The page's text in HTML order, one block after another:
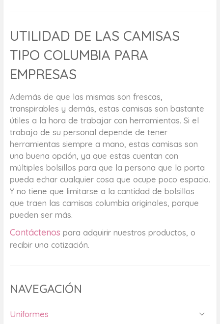
UTILIDAD DE LAS CAMISAS
TIPO COLUMBIA PARA
EMPRESAS
Además de que las mismas son frescas,
transpirables y demás, estas camisas son bastante
útiles a la hora de trabajar con herramientas. Si el
trabajo de su personal depende de tener
herramientas siempre a mano, estas camisas son
una buena opción, ya que estas cuentan con
múltiples bolsillos para que la persona que la porta
pueda echar cualquier cosa que ocupe poco espacio.
Y no tiene que limitarse a la cantidad de bolsillos
que traen las camisas columbia originales, porque
pueden ser más.
Contáctenos para adquirir nuestros productos, o
recibir una cotización.
NAVEGACIÓN
Uniformes